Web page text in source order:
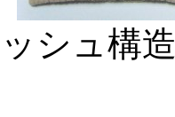
シュ構